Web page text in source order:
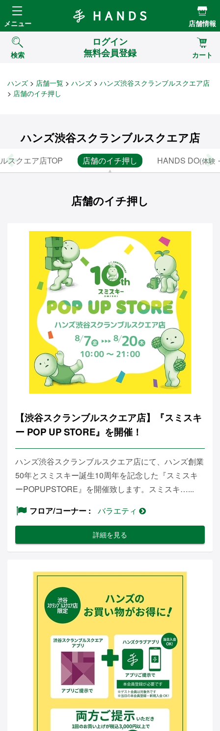
Hands ハンズ
メニュー 店舗情報
検索
ログイン
無料会員登録
カート
ハンズ 店舗一覧 ハンズ
ハンズ渋谷スクランブルスクエア店
店舗のイチ押し
ハンズ渋谷スクランブルスクエア店
スクエア店TOP 店舗のイチ押し HANDS DO(体験
店舗のイチ押し
【渋谷スクランブルスクエア店】『スミスキ
ー POP UP STORE』を開催！
ハンズ渋谷スクランブルスクエア店にて、ハンズ創業
50年とスミスキー誕生10周年を記念した『スミスキ
ーPOPUPSTORE』を開催致します。スミスキ…...
フロア/コーナー
バラエティ
詳細を見る